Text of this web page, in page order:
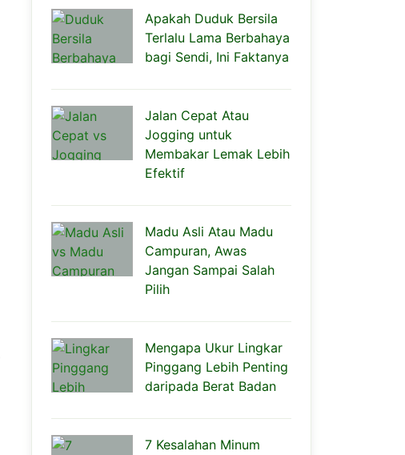
Apakah Duduk Bersila
Terlalu Lama Berbahaya
bagi Sendi, Ini Faktanya
Jalan Cepat Atau
Jogging untuk
Membakar Lemak Lebih
Efektif
Madu Asli Atau Madu
Campuran, Awas
Jangan Sampai Salah
Pilih
Mengapa Ukur Lingkar
Pinggang Lebih Penting
daripada Berat Badan
7 Kesalahan Minum